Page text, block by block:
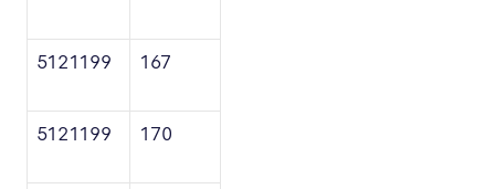
5121199 167
5121199 170